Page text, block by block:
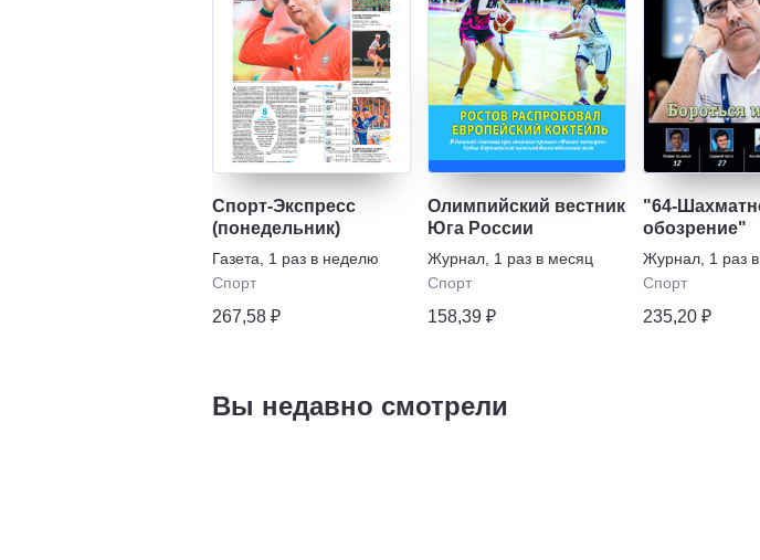
Спорт-Экспресс
(понедельник)
Газета
1 раз в неделю
Спорт
267,58 ₽
Олимпийский вестник
Юга России
Журнал 1 раз в месяц
Спорт
158,39 ₽
"64-
обозрение"
Журнал 1 раз
Спорт
235,20 ₽
Вы недавно смотрели